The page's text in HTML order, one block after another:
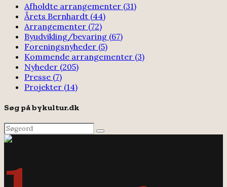
Afholdte arrangementer (31)
Årets Bernhardt (44)
Arrangementer (72)
Byudvikling/bevaring (67)
Foreningsnyheder (5)
Kommende arrangementer (3)
Nyheder (205)
Presse (7)
Projekter (14)
Søg på bykultur.dk
Search
for:
Search